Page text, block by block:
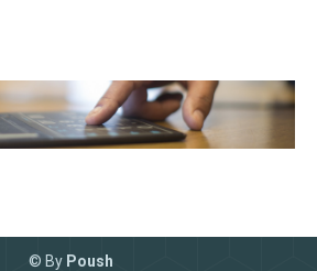
© By Poush